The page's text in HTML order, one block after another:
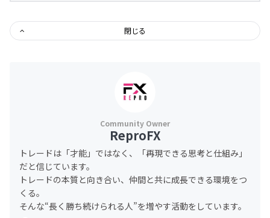
閉じる
ReproFX
トレードは「才能」ではなく、「再現できる思考と仕組み」
だと信じています。
トレードの本質と向き合い、仲間と共に成長できる環境をつ
くる。
そんな“長く勝ち続けられる人”を増やす活動をしています。